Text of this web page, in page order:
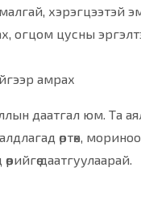
хэрэгцээтэй
огцом цусны
амрах
даатгал юм. Та
өртөх,
даатгуулаарай.